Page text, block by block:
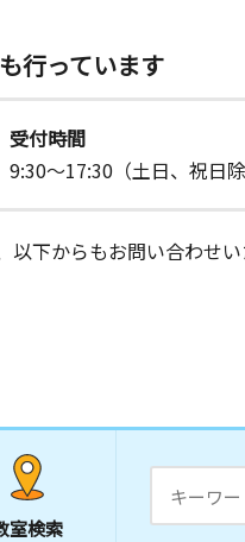
も行っています
受付時間
9:30～17:30（土日、祝日除
下からもお問い合わせい
室検索